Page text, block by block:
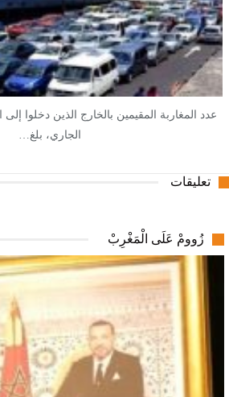
الجاري، بلغ…
تعليقات
زُوومْ عَلَى الْمَغْرِبْ